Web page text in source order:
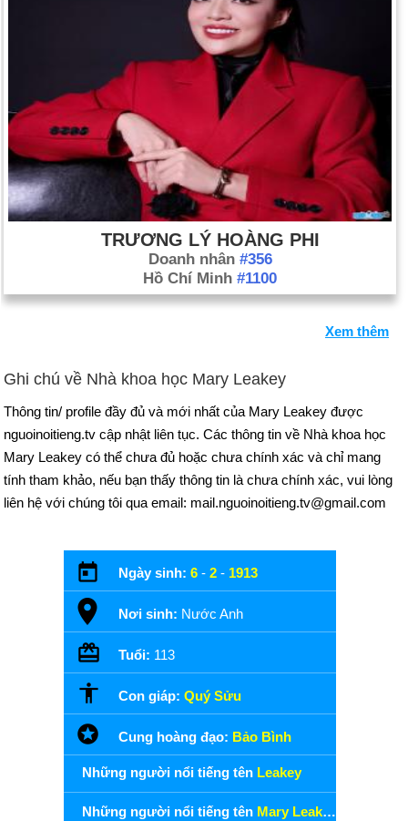
TRƯƠNG LÝ HOÀNG PHI
Doanh nhân #356
Hồ Chí Minh #1100
Xem thêm
Ghi chú về Nhà khoa học Mary Leakey
Thông tin/ profile đầy đủ và mới nhất của Mary Leakey được
nguoinoitieng.tv cập nhật liên tục. Các thông tin về Nhà khoa học
Mary Leakey có thể chưa đủ hoặc chưa chính xác và chỉ mang
tính tham khảo, nếu bạn thấy thông tin là chưa chính xác, vui lòng
liên hệ với chúng tôi qua email: mail.nguoinoitieng.tv@gmail.com
Ngày sinh: 6 - 2 - 1913
Nơi sinh: Nước Anh
Tuổi: 113
Con giáp: Quý Sửu
Cung hoàng đạo: Bảo Bình
Những người nổi tiếng tên Leakey
Những người nổi tiếng tên Mary Leakey